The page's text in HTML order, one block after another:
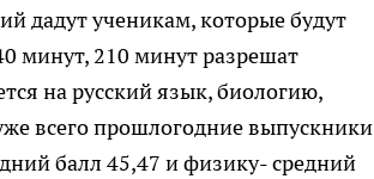
дадут ученикам, которые будут
минут, 210 минут разрешат
на русский язык, биологию,
всего прошлогодние выпускники
балл 45,47 и физику- средний